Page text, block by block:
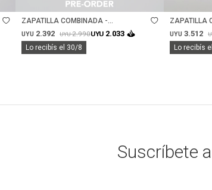
ZAPATILLA COMBINADA -
CHOCOLATE
UYU 2.392 UYU2.990UYU 2.033
Lo recibís el 30/8
ZAPATILLA
CHOCOLATE
UYU 3.512
Lo recibís
Suscríbete